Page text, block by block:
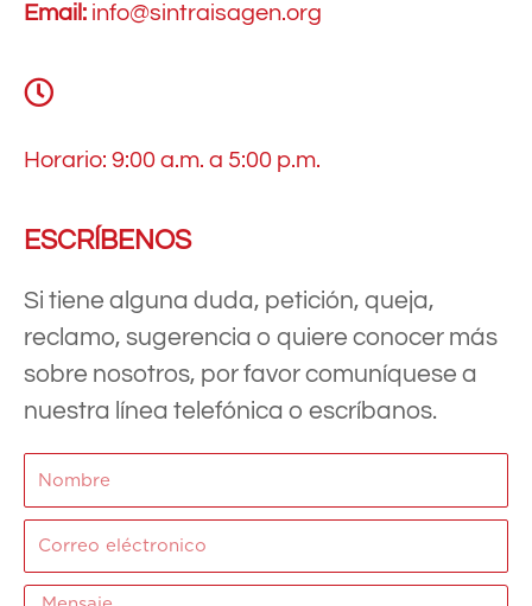
Email: info@sintraisagen.org
Horario: 9:00 a.m. a 5:00 p.m.
ESCRÍBENOS
Si tiene alguna duda, petición, queja,
reclamo, sugerencia o quiere conocer más
sobre nosotros, por favor comuníquese a
nuestra línea telefónica o escríbanos.